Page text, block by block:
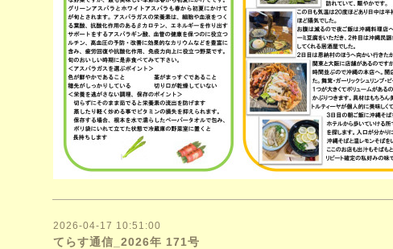
2026-04-17 10:51:00
てらす通信_2026年 171号